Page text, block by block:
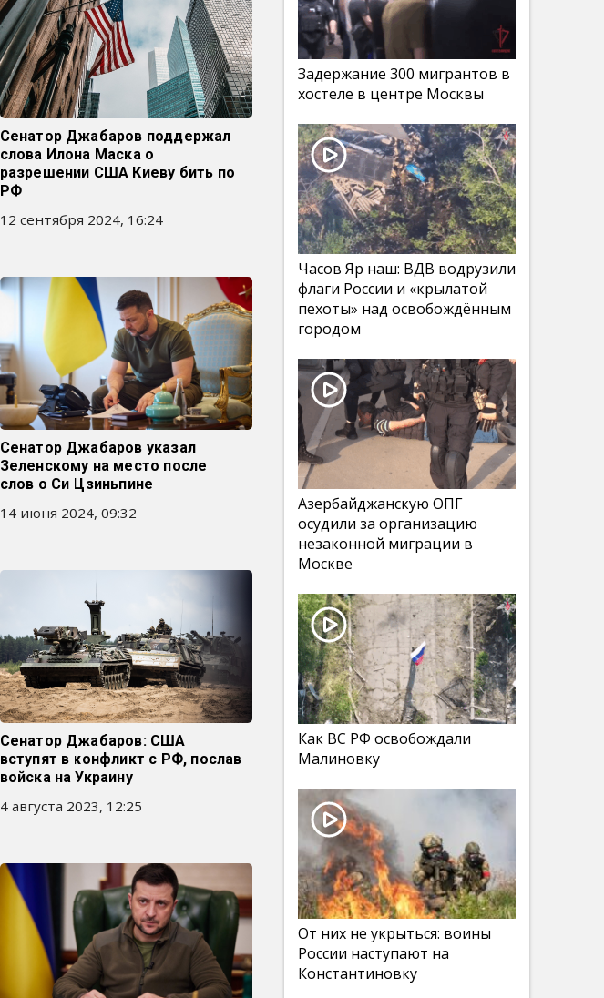
Сенатор Джабаров поддержал
слова Илона Маска о
разрешении США Киеву бить по
РФ
12 сентября 2024, 16:24
Сенатор Джабаров указал
Зеленскому на место после
слов о Си Цзиньпине
14 июня 2024, 09:32
Сенатор Джабаров: США
вступят в конфликт с РФ, послав
войска на Украину
4 августа 2023, 12:25
Задержание 300 мигрантов в
хостеле в центре Москвы
Часов Яр наш: ВДВ водрузили
флаги России и «крылатой
пехоты» над освобождённым
городом
Азербайджанскую ОПГ
осудили за организацию
незаконной миграции в
Москве
Как ВС РФ освобождали
Малиновку
От них не укрыться: воины
России наступают на
Константиновку